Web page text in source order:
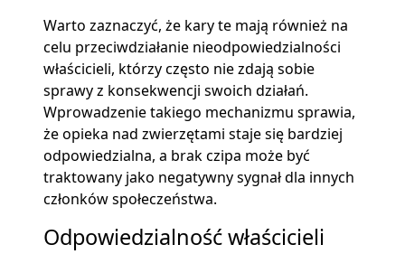
Warto zaznaczyć, że kary te mają również na
celu przeciwdziałanie nieodpowiedzialności
właścicieli, którzy często nie zdają sobie
sprawy z konsekwencji swoich działań.
Wprowadzenie takiego mechanizmu sprawia,
że opieka nad zwierzętami staje się bardziej
odpowiedzialna, a brak czipa może być
traktowany jako negatywny sygnał dla innych
członków społeczeństwa.
Odpowiedzialność właścicieli